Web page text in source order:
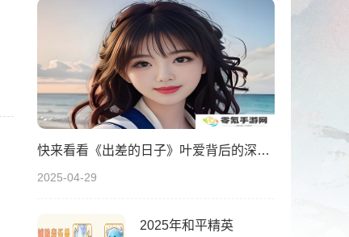
快来看看《出差的日子》叶爱背后的深刻故事！竟然让人泪崩的原因
2025-04-29
2025年和平精英